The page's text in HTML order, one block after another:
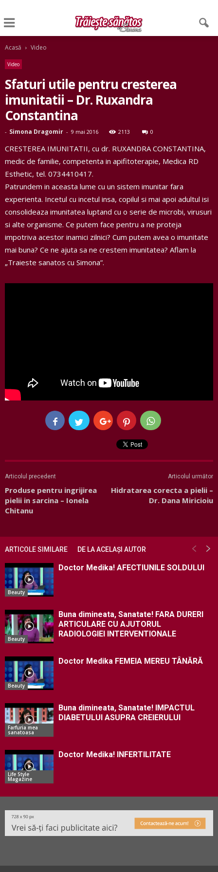
Acasă Video
Video
Sfaturi utile pentru cresterea
imunitatii – Dr. Ruxandra
Constantina
- Simona Dragomir - 9 mai 2016 2113 0
CRESTEREA IMUNITATII, cu dr. RUXANDRA CONSTANTINA,
medic de familie, competenta in apifitoterapie, Medica RD
Esthetic, tel. 0734410417.
Patrundem in aceasta lume cu un sistem imunitar fara
experienta. Incetul cu incetul insa, copilul si mai apoi adultul isi
consolideaza imunitatea luptand cu o serie de microbi, virusuri
si alte organisme. Ce putem face pentru a ne proteja
impotriva acestor inamici zilnici? Cum putem avea o imunitate
mai buna? Ce ne ajuta sa ne crestem imunitatea? Aflam la
„Traieste sanatos cu Simona”.
Articolul precedent
Produse pentru ingrijirea
pielii in sarcina – Ionela
Chitanu
Articolul următor
Hidratarea corecta a pielii –
Dr. Dana Miricioiu
ARTICOLE SIMILARE DE LA ACELAȘI AUTOR
Beauty
Doctor Medika! AFECTIUNILE SOLDULUI
Beauty
Buna dimineata, Sanatate! FARA DURERI
ARTICULARE CU AJUTORUL
RADIOLOGIEI INTERVENTIONALE
Beauty
Doctor Medika FEMEIA MEREU TÂNĂRĂ
Farfuria mea
sanatoasa
Buna dimineata, Sanatate! IMPACTUL
DIABETULUI ASUPRA CREIERULUI
Life Style
Magazine
Doctor Medika! INFERTILITATE